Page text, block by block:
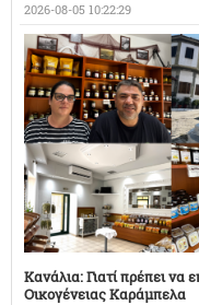
2026-08-05 10:22:29
Κανάλια: Γιατί πρέπει να
Οικογένειας Καράμπελα